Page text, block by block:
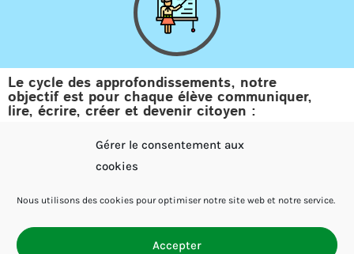
Gérer le consentement aux
cookies
Nous utilisons des cookies pour optimiser notre site web et notre service.
Accepter
Le cycle des approfondissements, notre
objectif est pour chaque élève communiquer,
lire, écrire, créer et devenir citoyen :
Passer de l’oral à l’écrit :
variés, en allant à la bibliothèque, en argumentant
donner envie d’écrire en créant un journal relatant